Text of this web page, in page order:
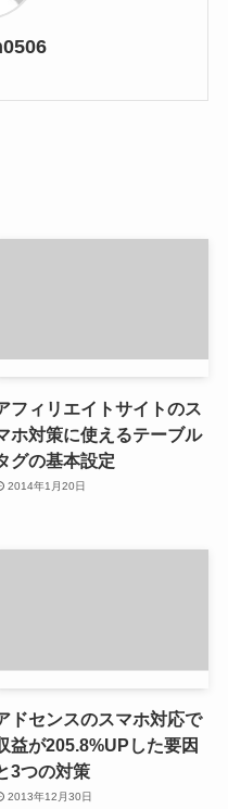
フィリエイトサイトのス
ホ対策に使えるテーブル
グの基本設定
2014年1月20日
ドセンスのスマホ対応で
益が205.8%UPした要因
3つの対策
2013年12月30日